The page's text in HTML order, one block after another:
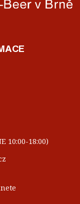
10:00-18:00)